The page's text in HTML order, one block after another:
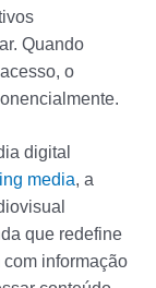
Quando
o
digital
media, a
que redefine
informação